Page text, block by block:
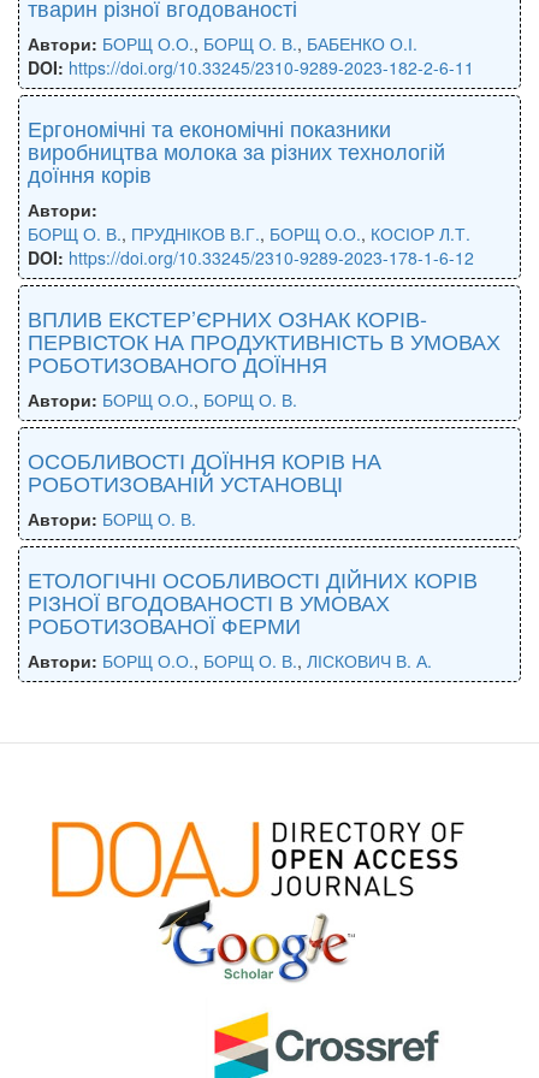
тварин різної вгодованості
Автори: БОРЩ О.О., БОРЩ О. В., БАБЕНКО О.І.
DOI: https://doi.org/10.33245/2310-9289-2023-182-2-6-11
Ергономічні та економічні показники
виробництва молока за різних технологій
доїння корів
Автори:
БОРЩ О. В., ПРУДНІКОВ В.Г., БОРЩ О.О., КОСІОР Л.Т.
DOI: https://doi.org/10.33245/2310-9289-2023-178-1-6-12
ВПЛИВ ЕКСТЕР’ЄРНИХ ОЗНАК КОРІВ-
ПЕРВІСТОК НА ПРОДУКТИВНІСТЬ В УМОВАХ
РОБОТИЗОВАНОГО ДОЇННЯ
Автори: БОРЩ О.О., БОРЩ О. В.
ОСОБЛИВОСТІ ДОЇННЯ КОРІВ НА
РОБОТИЗОВАНІЙ УСТАНОВЦІ
Автори: БОРЩ О. В.
ЕТОЛОГІЧНІ ОСОБЛИВОСТІ ДІЙНИХ КОРІВ
РІЗНОЇ ВГОДОВАНОСТІ В УМОВАХ
РОБОТИЗОВАНОЇ ФЕРМИ
Автори: БОРЩ О.О., БОРЩ О. В., ЛІСКОВИЧ В. А.